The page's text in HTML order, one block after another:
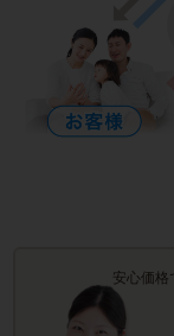
安心価格